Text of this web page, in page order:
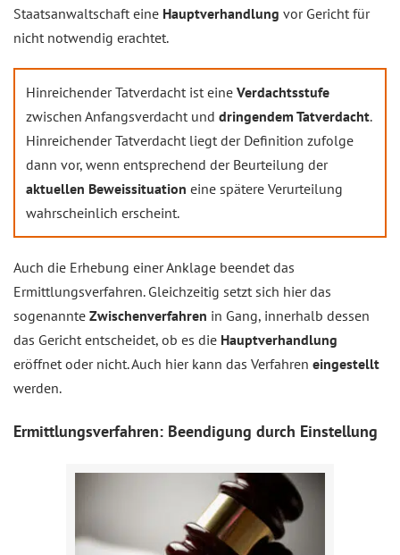
Staatsanwaltschaft eine Hauptverhandlung vor Gericht für
nicht notwendig erachtet.
Hinreichender Tatverdacht ist eine Verdachtsstufe
zwischen Anfangsverdacht und dringendem Tatverdacht.
Hinreichender Tatverdacht liegt der Definition zufolge
dann vor, wenn entsprechend der Beurteilung der
aktuellen Beweissituation eine spätere Verurteilung
wahrscheinlich erscheint.
Auch die Erhebung einer Anklage beendet das
Ermittlungsverfahren. Gleichzeitig setzt sich hier das
sogenannte Zwischenverfahren in Gang, innerhalb dessen
das Gericht entscheidet, ob es die Hauptverhandlung
eröffnet oder nicht. Auch hier kann das Verfahren eingestellt
werden.
Ermittlungsverfahren: Beendigung durch Einstellung